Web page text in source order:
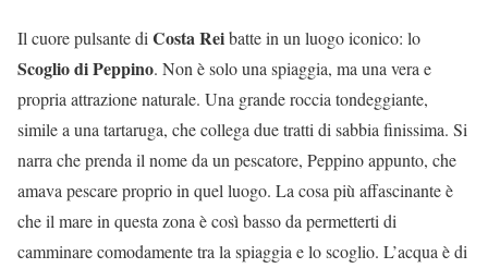
Il cuore pulsante di Costa Reibatte in un luogo iconico: lo
Scoglio di Peppino. Non è solo una spiaggia, ma una vera e
propria attrazione naturale. Una grande roccia tondeggiante,
simile a una tartaruga, che collega due tratti di sabbia finissima. Si
narra che prenda il nome da un pescatore, Peppino appunto, che
amava pescare proprio in quel luogo. La cosa più affascinante è
che il mare in questa zona è così basso da permetterti di
camminare comodamente tra la spiaggia e lo scoglio. L’acqua è di